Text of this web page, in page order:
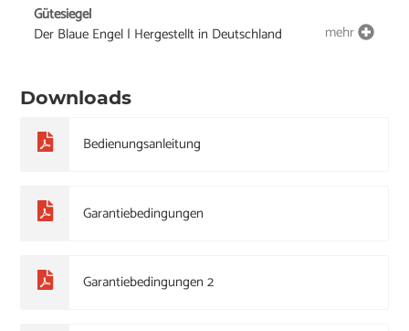
Gütesiegel
Der Blaue Engel | Hergestellt in Deutschland
mehr
Downloads
Bedienungsanleitung
Garantiebedingungen
Garantiebedingungen 2